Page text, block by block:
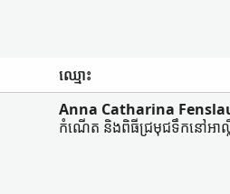
ឈ្មោះ
Anna Catharina
កំណើត និងពិធីជ្រមុជទឹកនៅអាល្